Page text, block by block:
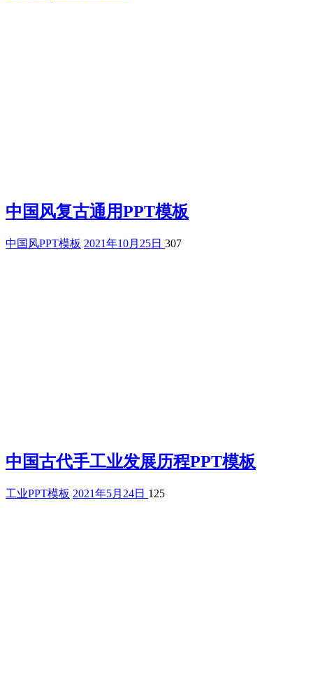
中国风复古通用PPT模板
中国风PPT模板 2021年10月25日 307
中国古代手工业发展历程PPT模板
工业PPT模板 2021年5月24日 125